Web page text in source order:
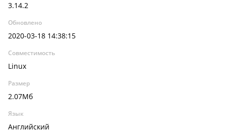
3.14.2
Обновлено
2020-03-18 14:38:15
Совместимость
Linux
Размер
2.07Мб
Язык
Английский